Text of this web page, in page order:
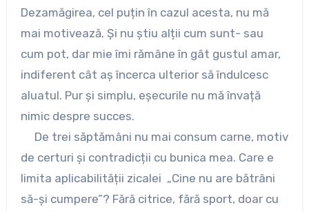
Dezamăgirea, cel puțin în cazul acesta, nu mă
mai motivează. Și nu știu alții cum sunt- sau
cum pot, dar mie îmi rămâne în gât gustul amar,
indiferent cât aș încerca ulterior să îndulcesc
aluatul. Pur și simplu, eșecurile nu mă învață
nimic despre succes.
De trei săptămâni nu mai consum carne, motiv
de certuri și contradicții cu bunica mea. Care e
limita aplicabilității zicalei „Cine nu are bătrâni
să-și cumpere”? Fără citrice, fără sport, doar cu